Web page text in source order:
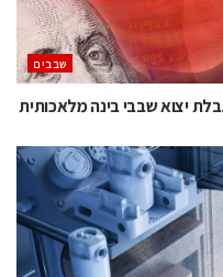
‫שבבים‬
יצוא שבבי בינה מלאכותית